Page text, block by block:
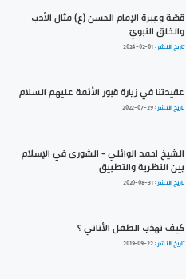
قصّة وعِبرة الإمام الحسن (ع) مثال الأدب
والخلق النبويّ
تاريخ النشر :2024-02-01
عقيدتنا في زيارة قبور الأئمة عليهم السلام
تاريخ النشر :2022-07-29
الشيخ احمد الوائلي - الشورى في الإسلام
بين النظرية والتطبيق
تاريخ النشر :2020-08-31
كيف نهذب الطفل الأناني ؟
تاريخ النشر :2019-09-22